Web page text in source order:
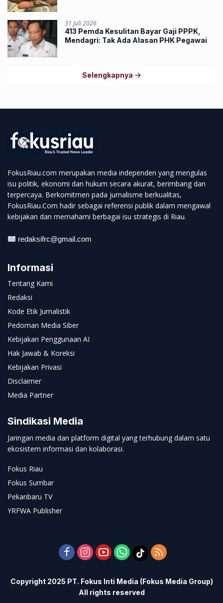
31 Juli 2026
413 Pemda Kesulitan Bayar Gaji PPPK,
Mendagri: Tak Ada Alasan PHK Pegawai
Selengkapnya
FokusRiau.com merupakan media independen yang mengulas
isu politik, ekonomi dan hukum secara akurat, berimbang dan
terpercaya. Berkomitmen pada jurnalisme berkualitas,
FokusRiau.Com hadir sebagai referensi publik dalam mengawal
kebijakan dan memahami berbagai isu strategis di Riau.
redaksifrc@gmail.com
Informasi
Tentang Kami
Redaksi
Kode Etik Jurnalistik
Pedoman Media Siber
Kebijakan Penggunaan AI
Hak Jawab & Koreksi
Kebijakan Privasi
Disclaimer
Media Partner
Sindikasi Media
Jaringan media dan platform digital yang terhubung dalam satu
ekosistem informasi dan kolaborasi.
Fokus Riau
Fokus Sumbar
Pekanbaru TV
YRFWA Publisher
Copyright 2025 PT. Fokus Inti Media (Fokus Media Group)
All rights reserved